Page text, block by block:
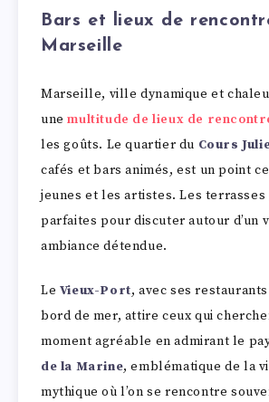
Bars et lieux de
Marseille
Marseille, ville dynamique et
unemultitude de lieux de
les goûts. Le quartier du Cours
cafés et bars animés, est un point
jeunes et les artistes. Les terrasses
parfaites pour discuter autour d’un
ambiance détendue.
Le Vieux-Port, avec ses
bord de mer, attire ceux qui
moment agréable en admirant le
de la Marine, emblématique de la
mythique où l’on se rencontre